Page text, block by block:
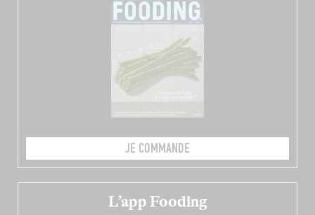
JE COMMANDE
L’app Fooding